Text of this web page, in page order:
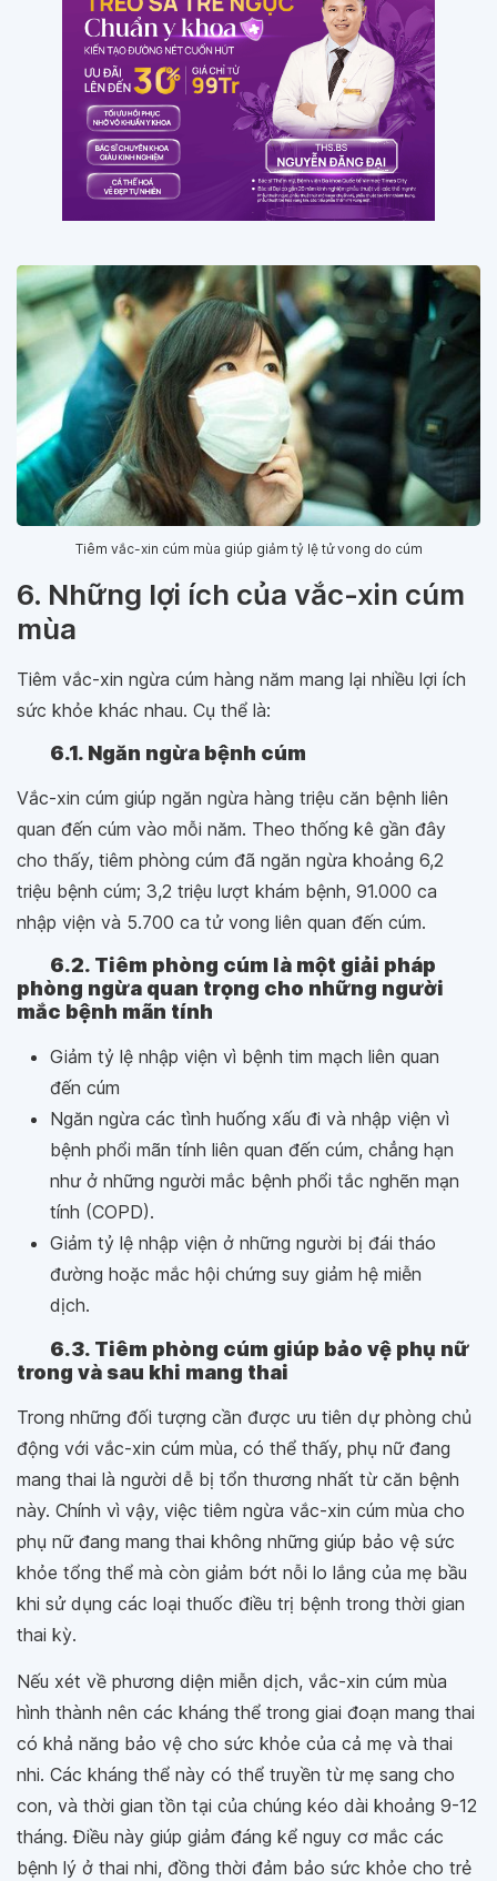
Tiêm vắc-xin cúm mùa giúp giảm tỷ lệ tử vong do cúm
6. Những lợi ích của vắc-xin cúm
mùa
Tiêm vắc-xin ngừa cúm hàng năm mang lại nhiều lợi ích
sức khỏe khác nhau. Cụ thể là:
6.1. Ngăn ngừa bệnh cúm
Vắc-xin cúm giúp ngăn ngừa hàng triệu căn bệnh liên
quan đến cúm vào mỗi năm. Theo thống kê gần đây
cho thấy, tiêm phòng cúm đã ngăn ngừa khoảng 6,2
triệu bệnh cúm; 3,2 triệu lượt khám bệnh, 91.000 ca
nhập viện và 5.700 ca tử vong liên quan đến cúm.
6.2. Tiêm phòng cúm là một giải pháp
phòng ngừa quan trọng cho những người
mắc bệnh mãn tính
Giảm tỷ lệ nhập viện vì bệnh tim mạch liên quan
đến cúm
Ngăn ngừa các tình huống xấu đi và nhập viện vì
bệnh phổi mãn tính liên quan đến cúm, chẳng hạn
như ở những người mắc bệnh phổi tắc nghẽn mạn
tính (COPD).
Giảm tỷ lệ nhập viện ở những người bị đái tháo
đường hoặc mắc hội chứng suy giảm hệ miễn
dịch.
6.3. Tiêm phòng cúm giúp bảo vệ phụ nữ
trong và sau khi mang thai
Trong những đối tượng cần được ưu tiên dự phòng chủ
động với vắc-xin cúm mùa, có thể thấy, phụ nữ đang
mang thai là người dễ bị tổn thương nhất từ căn bệnh
này. Chính vì vậy, việc tiêm ngừa vắc-xin cúm mùa cho
phụ nữ đang mang thai không những giúp bảo vệ sức
khỏe tổng thể mà còn giảm bớt nỗi lo lắng của mẹ bầu
khi sử dụng các loại thuốc điều trị bệnh trong thời gian
thai kỳ.
Nếu xét về phương diện miễn dịch, vắc-xin cúm mùa
hình thành nên các kháng thể trong giai đoạn mang thai
có khả năng bảo vệ cho sức khỏe của cả mẹ và thai
nhi. Các kháng thể này có thể truyền từ mẹ sang cho
con, và thời gian tồn tại của chúng kéo dài khoảng 9-12
tháng. Điều này giúp giảm đáng kể nguy cơ mắc các
bệnh lý ở thai nhi, đồng thời đảm bảo sức khỏe cho trẻ